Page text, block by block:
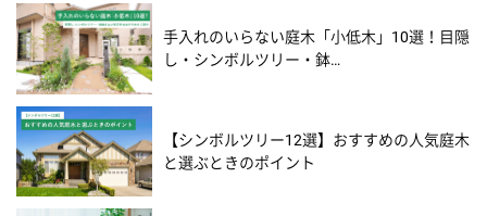
手入れのいらない庭木「小低木」10選！目隠
し・シンボルツリー・鉢…
【シンボルツリー12選】おすすめの人気庭木
と選ぶときのポイント